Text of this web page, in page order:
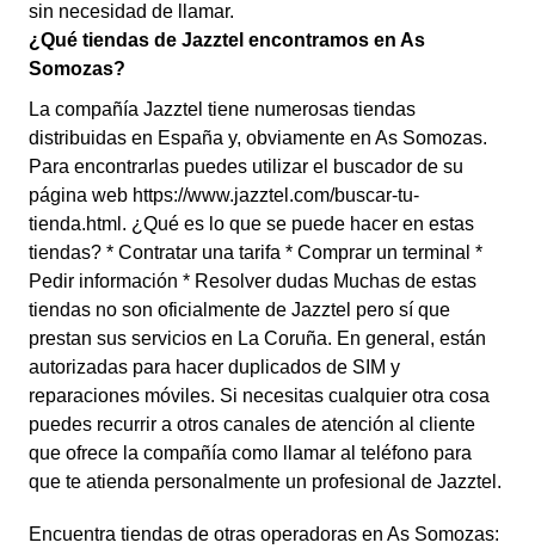
sin necesidad de llamar.
¿Qué tiendas de Jazztel encontramos en As
Somozas?
La compañía Jazztel tiene numerosas tiendas
distribuidas en España y, obviamente en As Somozas.
Para encontrarlas puedes utilizar el buscador de su
página web https://www.jazztel.com/buscar-tu-
tienda.html. ¿Qué es lo que se puede hacer en estas
tiendas? * Contratar una tarifa * Comprar un terminal *
Pedir información * Resolver dudas Muchas de estas
tiendas no son oficialmente de Jazztel pero sí que
prestan sus servicios en La Coruña. En general, están
autorizadas para hacer duplicados de SIM y
reparaciones móviles. Si necesitas cualquier otra cosa
puedes recurrir a otros canales de atención al cliente
que ofrece la compañía como llamar al teléfono para
que te atienda personalmente un profesional de Jazztel.
Encuentra tiendas de otras operadoras en As Somozas: